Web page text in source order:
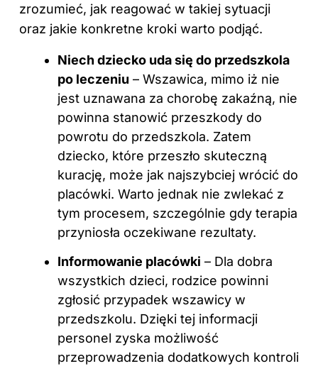
zrozumieć, jak reagować w takiej sytuacji
oraz jakie konkretne kroki warto podjąć.
Niech dziecko uda się do przedszkola
po leczeniu – Wszawica, mimo iż nie
jest uznawana za chorobę zakaźną, nie
powinna stanowić przeszkody do
powrotu do przedszkola. Zatem
dziecko, które przeszło skuteczną
kurację, może jak najszybciej wrócić do
placówki. Warto jednak nie zwlekać z
tym procesem, szczególnie gdy terapia
przyniosła oczekiwane rezultaty.
Informowanie placówki – Dla dobra
wszystkich dzieci, rodzice powinni
zgłosić przypadek wszawicy w
przedszkolu. Dzięki tej informacji
personel zyska możliwość
przeprowadzenia dodatkowych kontroli